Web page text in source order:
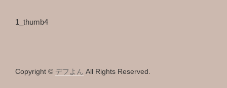
1_thumb4
Copyright © デフよん All Rights Reserved.